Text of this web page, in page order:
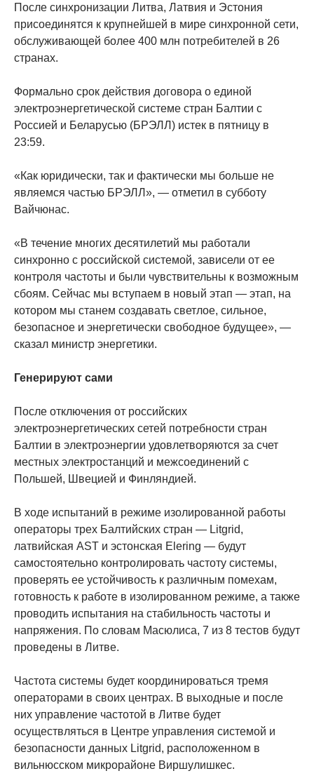
После синхронизации Литва, Латвия и Эстония
присоединятся к крупнейшей в мире синхронной сети,
обслуживающей более 400 млн потребителей в 26
странах.
Формально срок действия договора о единой
электроэнергетической системе стран Балтии с
Россией и Беларусью (БРЭЛЛ) истек в пятницу в
23:59.
«Как юридически, так и фактически мы больше не
являемся частью БРЭЛЛ», — отметил в субботу
Вайчюнас.
«В течение многих десятилетий мы работали
синхронно с российской системой, зависели от ее
контроля частоты и были чувствительны к возможным
сбоям. Сейчас мы вступаем в новый этап — этап, на
котором мы станем создавать светлое, сильное,
безопасное и энергетически свободное будущее», —
сказал министр энергетики.
Генерируют сами
После отключения от российских
электроэнергетических сетей потребности стран
Балтии в электроэнергии удовлетворяются за счет
местных электростанций и межсоединений с
Польшей, Швецией и Финляндией.
В ходе испытаний в режиме изолированной работы
операторы трех Балтийских стран — Litgrid,
латвийская AST и эстонская Elering — будут
самостоятельно контролировать частоту системы,
проверять ее устойчивость к различным помехам,
готовность к работе в изолированном режиме, а также
проводить испытания на стабильность частоты и
напряжения. По словам Масюлиса, 7 из 8 тестов будут
проведены в Литве.
Частота системы будет координироваться тремя
операторами в своих центрах. В выходные и после
них управление частотой в Литве будет
осуществляться в Центре управления системой и
безопасности данных Litgrid, расположенном в
вильнюсском микрорайоне Виршулишкес.